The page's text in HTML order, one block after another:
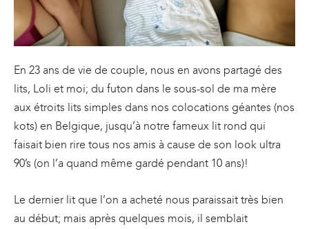
En 23 ans de vie de couple, nous en avons partagé des
lits, Loli et moi; du futon dans le sous-sol de ma mère
aux étroits lits simples dans nos colocations géantes (nos
kots) en Belgique, jusqu’à notre fameux lit rond qui
faisait bien rire tous nos amis à cause de son look ultra
90’s (on l’a quand même gardé pendant 10 ans)!
Le dernier lit que l’on a acheté nous paraissait très bien
au début; mais après quelques mois, il semblait